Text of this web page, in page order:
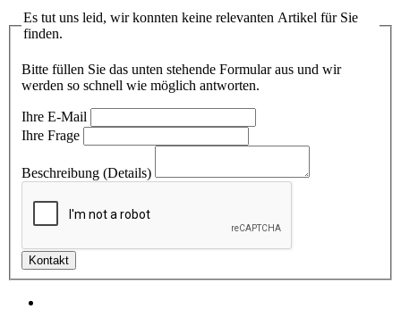
Es tut uns leid, wir konnten keine relevanten Artikel für Sie
finden.
Bitte füllen Sie das unten stehende Formular aus und wir
werden so schnell wie möglich antworten.
Ihre E-Mail
Ihre Frage
Beschreibung (Details)